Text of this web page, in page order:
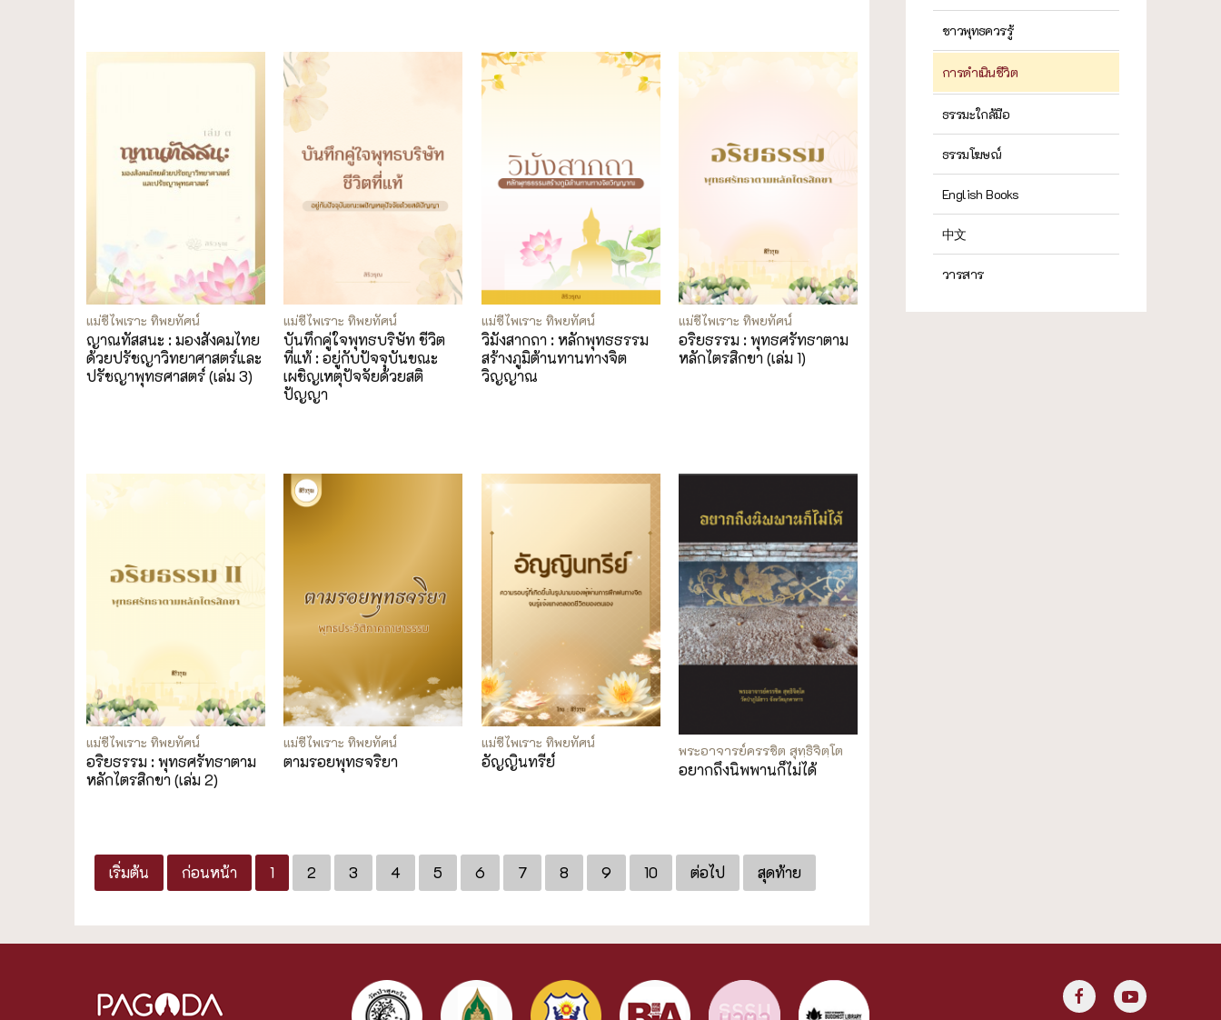
แม่ชีไพเราะ ทิพยทัศน์
ญาณทัสสนะ : มองสังคมไทย
ด้วยปรัชญาวิทยาศาสตร์และ
ปรัชญาพุทธศาสตร์ (เล่ม 3)
แม่ชีไพเราะ ทิพยทัศน์
บันทึกคู่ใจพุทธบริษัท ชีวิต
ที่แท้ : อยู่กับปัจจุบันขณะ
เผชิญเหตุปัจจัยด้วยสติ
ปัญญา
แม่ชีไพเราะ ทิพยทัศน์
วิมังสากถา : หลักพุทธธรรม
สร้างภูมิต้านทานทางจิต
วิญญาณ
แม่ชีไพเราะ ทิพยทัศน์
อริยธรรม : พุทธศรัทธาตาม
หลักไตรสิกขา (เล่ม 1)
แม่ชีไพเราะ ทิพยทัศน์
อริยธรรม : พุทธศรัทธาตาม
หลักไตรสิกขา (เล่ม 2)
แม่ชีไพเราะ ทิพยทัศน์
ตามรอยพุทธจริยา
แม่ชีไพเราะ ทิพยทัศน์
อัญญินทรีย์
พระอาจารย์ครรชิต สุทฺธิจิตฺโต
อยากถึงนิพพานก็ไม่ได้
เริ่มต้น ก่อนหน้า 1 2 3 4 5 6 7 8 9 10 ต่อไป สุดท้าย
ชาวพุทธควรรู้
การดำเนินชีวิต
ธรรมะใกล้มือ
ธรรมโฆษณ์
English Books
中文
วารสาร